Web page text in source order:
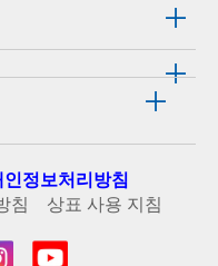
인정보처리방침
침
상표 사용 지침